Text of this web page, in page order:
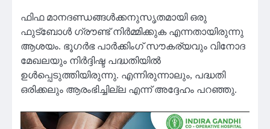
ഫിഫ മാനദണ്ഡങ്ങൾക്കനുസൃതമായി ഒരു
ഫുട്ബോൾ ഗ്രൗണ്ട് നിർമ്മിക്കുക എന്നതായിരുന്നു
ആശയം. ഭൂഗർഭ പാർക്കിംഗ് സൗകര്യവും വിനോദ
മേഖലയും നിർദ്ദിഷ്ട പദ്ധതിയിൽ
ഉൾപ്പെടുത്തിയിരുന്നു. എന്നിരുന്നാലും, പദ്ധതി
ഒരിക്കലും ആരംഭിച്ചില്ല എന്ന് അദ്ദേഹം പറഞ്ഞു.